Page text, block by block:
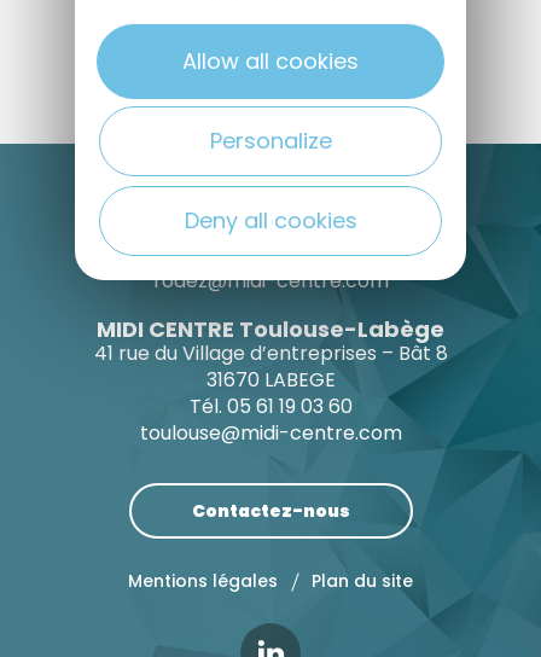
MIDI CENTRE Rodez
12000 Rodez
Tél. 05 65 73 71 22
rodez@midi-centre.com
MIDI CENTRE Toulouse-Labège
41 rue du Village d’entreprises – Bât 8
31670 LABEGE
Tél. 05 61 19 03 60
toulouse@midi-centre.com
Contactez-nous
Mentions légales Plan du site
Allow all cookies
Personalize
Deny all cookies